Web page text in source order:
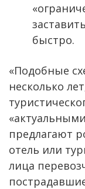
быстро.
«Подобные
несколько
предлагают
отель или
лица